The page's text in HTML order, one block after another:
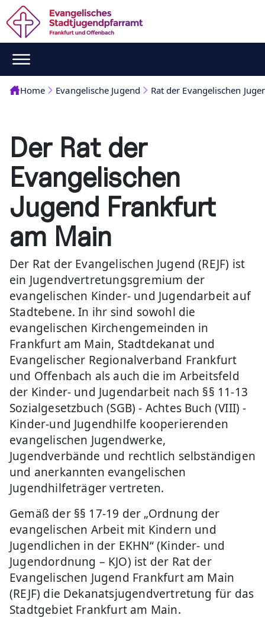
Home Evangelische Jugend Rat der Evangelischen
Der Rat der
Evangelischen
Jugend Frankfurt
am Main
Der Rat der Evangelischen Jugend (REJF) ist
ein Jugendvertretungsgremium der
evangelischen Kinder- und Jugendarbeit auf
Stadtebene. In ihr sind sowohl die
evangelischen Kirchengemeinden in
Frankfurt am Main, Stadtdekanat und
Evangelischer Regionalverband Frankfurt
und Offenbach als auch die im Arbeitsfeld
der Kinder- und Jugendarbeit nach §§ 11-13
Sozialgesetzbuch (SGB) - Achtes Buch (VIII) -
Kinder-und Jugendhilfe kooperierenden
evangelischen Jugendwerke,
Jugendverbände und rechtlich selbständigen
und anerkannten evangelischen
Jugendhilfeträger vertreten.
Gemäß der §§ 17-19 der „Ordnung der
evangelischen Arbeit mit Kindern und
Jugendlichen in der EKHN“ (Kinder- und
Jugendordnung – KJO) ist der Rat der
Evangelischen Jugend Frankfurt am Main
(REJF) die Dekanatsjugendvertretung für das
Stadtgebiet Frankfurt am Main.